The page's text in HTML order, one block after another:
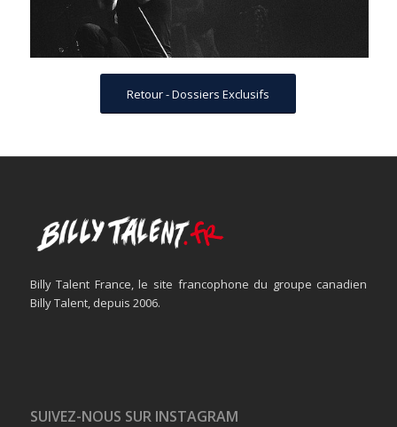
Retour - Dossiers Exclusifs
Billy Talent France, le site francophone du groupe canadien
Billy Talent, depuis 2006.
SUIVEZ-NOUS SUR INSTAGRAM